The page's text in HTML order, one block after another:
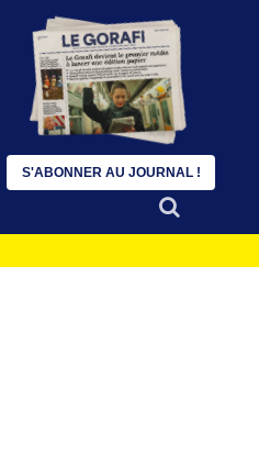
S'ABONNER AU JOURNAL !